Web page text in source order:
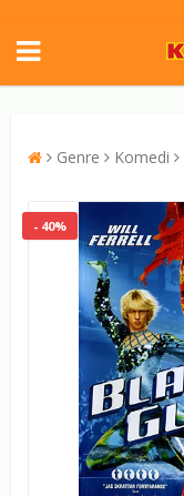
Genre Komedi
- 40%